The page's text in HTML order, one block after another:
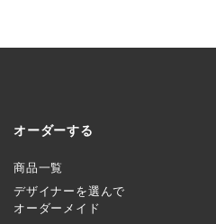
オーダーする
商品一覧
デザイナーを選んで
オーダーメイド